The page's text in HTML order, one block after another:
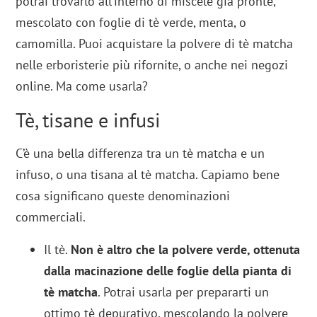
mescolato con foglie di tè verde, menta, o
camomilla. Puoi acquistare la polvere di tè matcha
nelle erboristerie più rifornite, o anche nei negozi
online. Ma come usarla?
Tè, tisane e infusi
C’è una bella differenza tra un tè matcha e un
infuso, o una tisana al tè matcha. Capiamo bene
cosa significano queste denominazioni
commerciali.
Il tè. Non è altro che la polvere verde, ottenuta
dalla macinazione delle foglie della pianta di
tè matcha. Potrai usarla per prepararti un
ottimo tè depurativo, mescolando la polvere